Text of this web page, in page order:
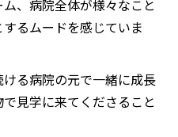
、病院全体が様々なこと
るムードを感じていま
る病院の元で一緒に成長
見学に来てくださること